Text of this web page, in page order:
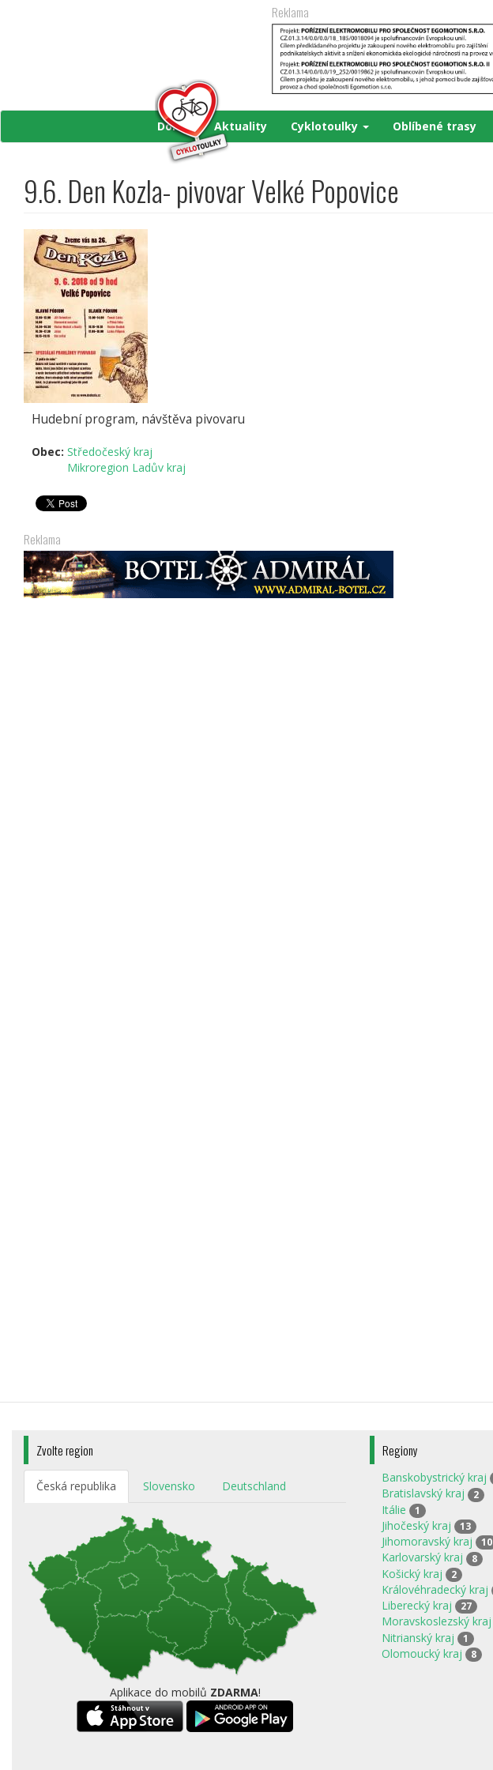
Reklama
Domů Aktuality Cyklotoulky Oblíbené trasy
9.6. Den Kozla- pivovar Velké Popovice
Hudební program, návštěva pivovaru
Obec: Středočeský kraj
Mikroregion Ladův kraj
Reklama
Zvolte region
Česká republika Slovensko Deutschland
Aplikace do mobilů ZDARMA!
Regiony
Banskobystrický kraj
Bratislavský kraj 2
Itálie 1
Jihočeský kraj 13
Jihomoravský kraj 10
Karlovarský kraj 8
Košický kraj 2
Královéhradecký kraj
Liberecký kraj 27
Moravskoslezský kraj
Nitrianský kraj 1
Olomoucký kraj 8